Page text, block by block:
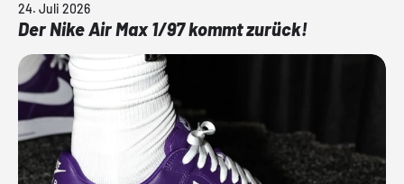
24. Juli 2026
Der Nike Air Max 1/97 kommt zurück!